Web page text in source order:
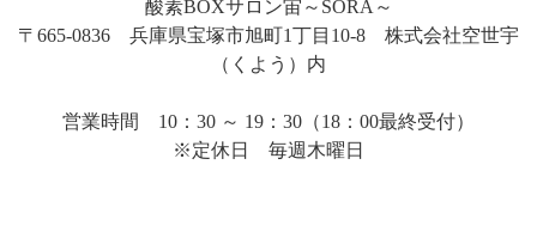
酸素BOXサロン宙～SORA～
〒665-0836 兵庫県宝塚市旭町1丁目10-8 株式会社空世宇
（くよう）内
営業時間 10：30 ～ 19：30（18：00最終受付）
※定休日 毎週木曜日